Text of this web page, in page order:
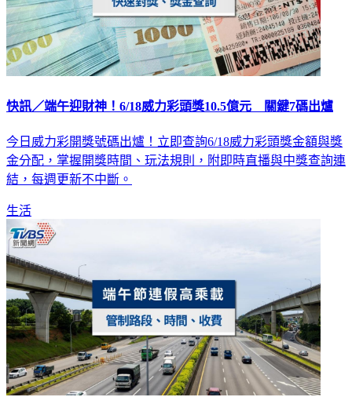
快訊／端午迎財神！6/18威力彩頭獎10.5億元 關鍵7碼出爐
今日威力彩開獎號碼出爐！立即查詢6/18威力彩頭獎金額與獎
金分配，掌握開獎時間、玩法規則，附即時直播與中獎查詢連
結，每週更新不中斷。
生活